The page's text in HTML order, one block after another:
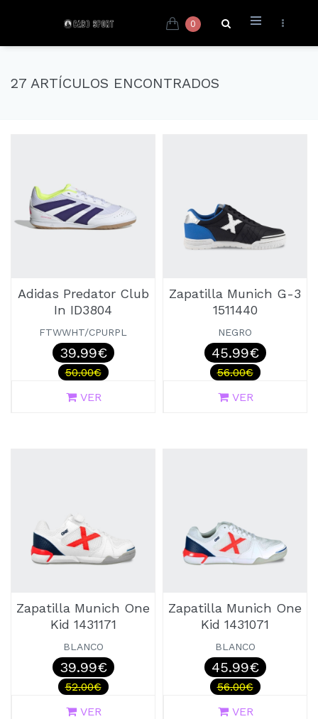
0
27 ARTÍCULOS ENCONTRADOS
Adidas Predator Club
In ID3804
FTWWHT/CPURPL
39.99€
50.00€
VER
Zapatilla Munich G-3
1511440
NEGRO
45.99€
56.00€
VER
Zapatilla Munich One
Kid 1431171
BLANCO
39.99€
52.00€
VER
Zapatilla Munich One
Kid 1431071
BLANCO
45.99€
56.00€
VER